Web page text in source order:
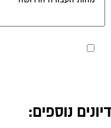
מאשר את תנאי הפרטיות
נוספים: